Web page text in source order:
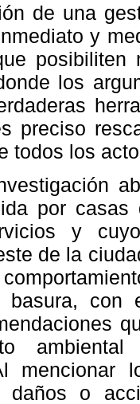
de una
y
posibiliten
los
preciso
todos los
por
y
de la
basura, con
mencionar
o